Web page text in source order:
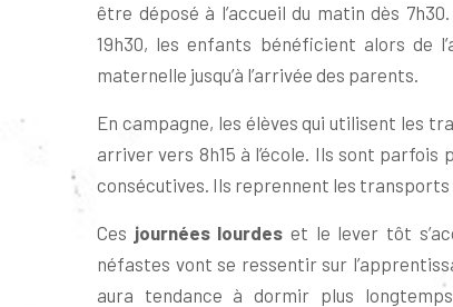
être déposé à l’accueil du matin dès
19h30, les enfants bénéficient alors de
maternelle jusqu’à l’arrivée des parents.
En campagne, les élèves qui utilisent les
arriver vers 8h15 à l’école. Ils sont parfois
consécutives. Ils reprennent les transports
Ces journées lourdes et le lever tôt
néfastes vont se ressentir sur
aura tendance à dormir plus